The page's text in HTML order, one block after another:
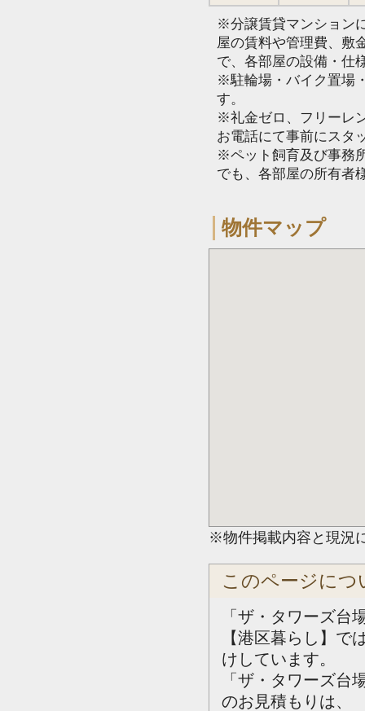
※分譲賃貸マンション
屋の賃料や管理費、敷
で、各部屋の設備・仕
※駐輪場・バイク置場
す。
※礼金ゼロ、フリーレ
お電話にて事前にスタ
※ペット飼育及び事務
でも、各部屋の所有者
物件マップ
※物件掲載内容と現況
このページにつ
「ザ・タワーズ台
【港区暮らし】で
けしています。
「ザ・タワーズ台
のお見積もりは、